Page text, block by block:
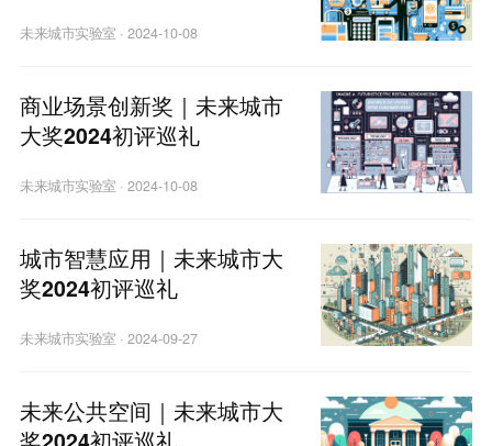
未来城市实验室 ·2024-10-08
商业场景创新奖｜未来城市
大奖2024初评巡礼
未来城市实验室 ·2024-10-08
城市智慧应用｜未来城市大
奖2024初评巡礼
未来城市实验室 ·2024-09-27
未来公共空间｜未来城市大